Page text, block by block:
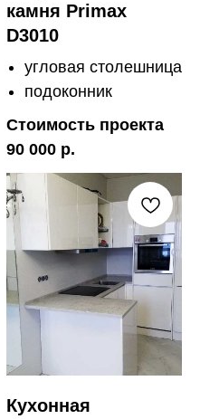
камня Primax
D3010
угловая столешница
подоконник
Стоимость проекта
90 000 р.
Кухонная